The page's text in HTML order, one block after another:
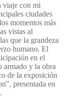
viaje con mi
ciudades
momentos más
vistas al
que la grandeza
humano. El
en el
armado y la obra
de la exposición
presentada en